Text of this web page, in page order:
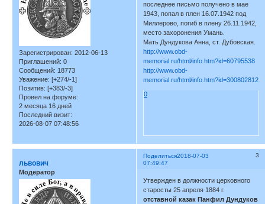
Зарегистрирован: 2012-06-13
Приглашений: 0
Сообщений: 18773
Уважение: [+274/-1]
Позитив: [+383/-3]
Провел на форуме:
2 месяца 16 дней
Последний визит:
2026-08-07 07:48:56
последнее письмо получено в мае
1943, попал в плен 16.07.1942 под
Миллерово, погиб в плену 26.11.1942,
место захоронения Умань.
Мать Дундукова Анна, ст. Дубовская.
http://www.obd-
memorial.ru/html/info.htm?id=60795538
http://www.obd-
memorial.ru/html/info.htm?id=300802812
0
Поделиться 3
2018-07-03
07:49:47
львович
Модератор
Утвержден в должности церковного
старосты 25 апреля 1884 г.
отставной казак Панфил Дундуков